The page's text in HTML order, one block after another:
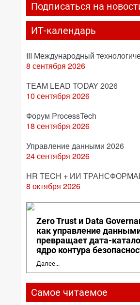
Подписаться на
ИТ-календарь
III Международный
8 сентября 2026
TEAM LEAD TODAY 2026
10 сентября 2026
Форум ProcessTech
18 сентября 2026
Управление данными 2026
24 сентября 2026
HR TECH + ИИ
8 октября 2026
Zero Trust и Data
как управление
превращает дата-
ядро контура
Далее...
Самое читаемое